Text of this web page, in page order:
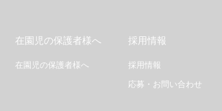
在園児の保護者様へ
在園児の保護者様へ
採用情報
採用情報
応募・お問い合わせ